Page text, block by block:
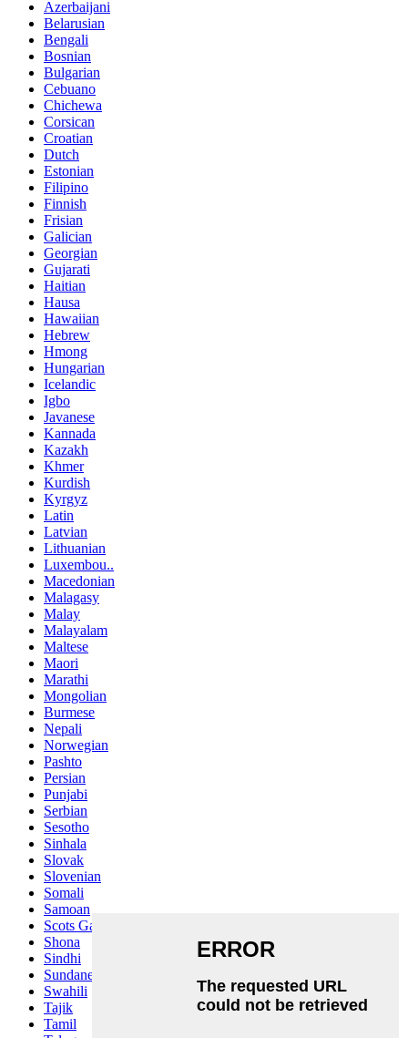
Azerbaijani
Belarusian
Bengali
Bosnian
Bulgarian
Cebuano
Chichewa
Corsican
Croatian
Dutch
Estonian
Filipino
Finnish
Frisian
Galician
Georgian
Gujarati
Haitian
Hausa
Hawaiian
Hebrew
Hmong
Hungarian
Icelandic
Igbo
Javanese
Kannada
Kazakh
Khmer
Kurdish
Kyrgyz
Latin
Latvian
Lithuanian
Luxembou..
Macedonian
Malagasy
Malay
Malayalam
Maltese
Maori
Marathi
Mongolian
Burmese
Nepali
Norwegian
Pashto
Persian
Punjabi
Serbian
Sesotho
Sinhala
Slovak
Slovenian
Somali
Samoan
Scots Gaelic
Shona
Sindhi
Sundanese
Swahili
Tajik
Tamil